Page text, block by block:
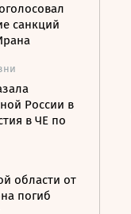
санкций
России в
в ЧЕ по
области от
погиб